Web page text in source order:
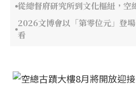
從總督府研究所到文化樞紐，空
2026文博會以「第零位元」登
看